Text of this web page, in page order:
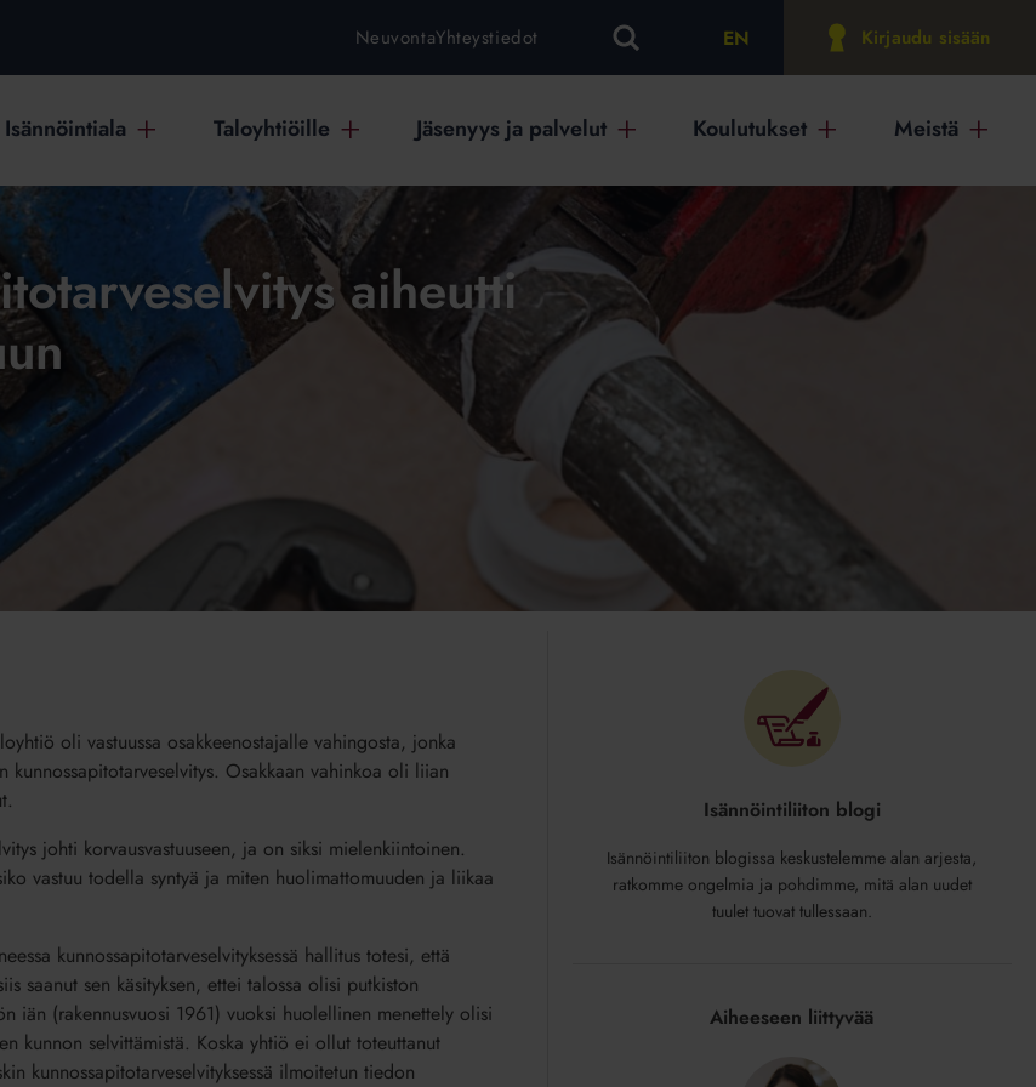
NeuvontaYhteystiedot EN Kirjaudu sisään
Isännöintiala Taloyhtiöille Jäsenyys ja palvelut Koulutukset Meistä
aiheutti
oli vastuussa osakkeenostajalle vahingosta, jonka
Osakkaan vahinkoa oli liian
johti korvausvastuuseen, ja on siksi mielenkiintoinen.
vastuu todella syntyä ja miten huolimattomuuden ja liikaa
kunnossapitotarveselvityksessä hallitus totesi, että
saanut sen käsityksen, ettei talossa olisi putkiston
iän (rakennusvuosi 1961) vuoksi huolellinen menettely olisi
kunnon selvittämistä. Koska yhtiö ei ollut toteuttanut
kunnossapitotarveselvityksessä ilmoitetun tiedon
Isännöintiliiton blogi
Isännöintiliiton blogissa keskustelemme alan arjesta,
ratkomme ongelmia ja pohdimme, mitä alan uudet
tuulet tuovat tullessaan.
Aiheeseen liittyvää